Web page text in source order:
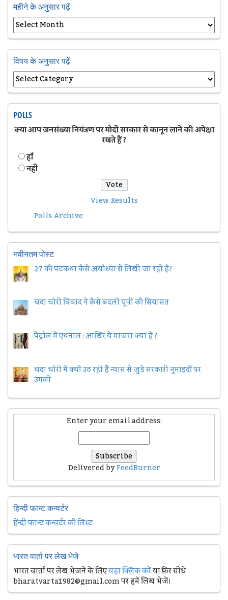
महीने के अनुसार पढ़ें
विषय के अनुसार पढ़ें
POLLS
क्या आप जनसंख्या नियंत्रण पर मोदी सरकार से कानून लाने की अपेक्षा
रखते हैं ?
हॉं
नहीं
View Results
Polls Archive
नवीनतम पोस्ट
27 की पटकथा कैसे अयोध्या से लिखी जा रही है?
चंदा चोरी विवाद ने कैसे बदली यूपी की सियासत
पेट्रोल में एथनाल : आख़िर ये माजरा क्या है ?
चंदा चोरी में क्यों उठ रही हैैं न्यास से जुड़े सरकारी नुमांइदों पर
उंगली
Enter your email address:
Delivered byFeedBurner
हिन्दी फान्ट कन्वर्टर
हिन्दी फान्ट कन्वर्टर की लिस्ट
भारत वार्ता पर लेख भेजे
भारत वार्ता पर लेख भेजने के लिएयहां क्लिक करेंया फिर सीधे
bharatvarta1982@gmail.com पर हमें लिख भेजें।